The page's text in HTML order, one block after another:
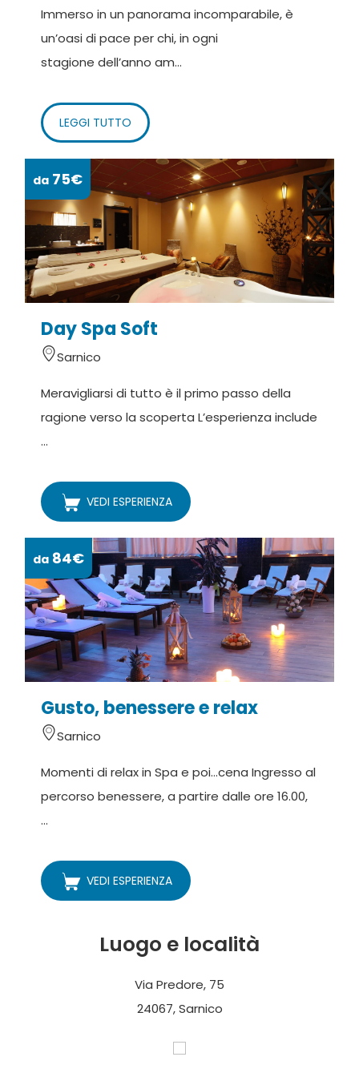
Immerso in un panorama incomparabile, è
un’oasi di pace per chi, in ogni
stagione dell’anno am...
LEGGI TUTTO
da 75€
Day Spa Soft
Sarnico
Meravigliarsi di tutto è il primo passo della
ragione verso la scoperta L’esperienza include
...
VEDI ESPERIENZA
da 84€
Gusto, benessere e relax
Sarnico
Momenti di relax in Spa e poi…cena Ingresso al
percorso benessere, a partire dalle ore 16.00,
...
VEDI ESPERIENZA
Luogo e località
Via Predore, 75
24067, Sarnico